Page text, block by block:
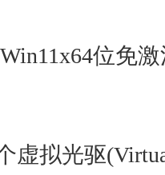
位免
虚拟光驱